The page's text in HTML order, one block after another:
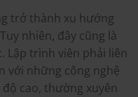
trở thành xu hướng
nhiên, đây cũng là
Lập trình viên phải liên
với những công nghệ
cao, thường xuyên